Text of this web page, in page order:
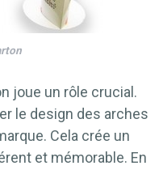
joue un rôle crucial.
le design des arches
Cela crée un
et mémorable. En